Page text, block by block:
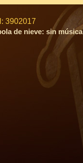
3902017
de nieve: sin música